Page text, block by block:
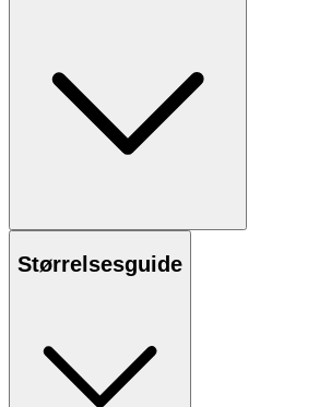
Størrelsesguide